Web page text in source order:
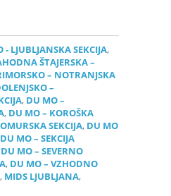
- LJUBLJANSKA SEKCIJA,
ŠTAJERSKA –
– NOTRANJSKA
–
, DU MO –
, DU MO – KOROŠKA
SEKCIJA, DU MO
DU MO – SEKCIJA
DU MO – SEVERNO
, DU MO – VZHODNO
, MIDS LJUBLJANA,